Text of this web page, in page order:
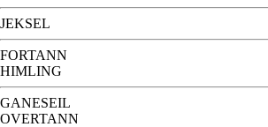
JEKSEL
FORTANN
HIMLING
GANESEIL
OVERTANN